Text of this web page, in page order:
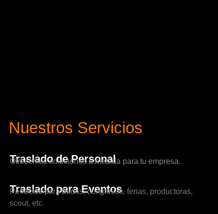
Nuestros Servicios
Traslado de Personal
Ofrecemos soluciones a medida para tu empresa.
Traslado para Eventos
Perfectos para bodas, congresos, ferias, productoras,
scout, etc.